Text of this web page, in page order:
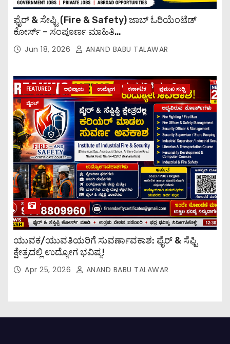
ಫೈರ್ & ಸೇಫ್ಟಿ (Fire & Safety) ಜಾಬ್ ಓರಿಯೆಂಟೆಡ್
ಕೋರ್ಸ್ – ಸಂಪೂರ್ಣ ಮಾಹಿತಿ
Fire safety job oriented course
Jun 18, 2026 ANAND BABU TALAWAR
FEATURED ಅಭಿಪ್ರಾಯ ಉದ್ಯೋಗ ಕರ್ನಾಟಕ
ಪ್ರಮುಖ ಸುದ್ದಿ
ವೈರಲ್
ಯುವಕ/ಯುವತಿಯರಿಗೆ ಸುವರ್ಣಾವಕಾಶ: ಫೈರ್ & ಸೆಫ್ಟಿ
ಕ್ಷೇತ್ರದಲ್ಲಿ ಉದ್ಯೋಗ ಭವಿಷ್ಯ!
Apr 25, 2026 ANAND BABU TALAWAR